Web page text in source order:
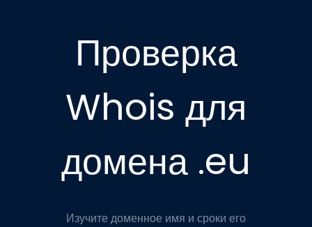
Проверка
Whois для
домена .eu
Изучите доменное имя и сроки его